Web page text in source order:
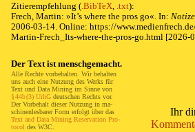
Zitierempfehlung ( .BibTeX .txt):
Frech, Martin: »It’s where the pros go«. In:
2006-03-14 . Online: https://www.medienfrech.
Martin-Frech_ Its-where-the-pros-go. html [2026-
Der Text ist mensch­ge­macht.
Al­le Rech­te vor­be­hal­ten. Wir be­hal­ten
uns auch eine Nutz­ung des Werks für
Text und Da­ta Min­ing im Sin­ne von
§⁠ ⁠44b⁠ ⁠(3) UrhG deut­schen Rechts vor.
Der Vor­be­halt die­ser Nut­zung in ma­
schi­nen­les­ba­rer Form er­folgt über das
Text and Da­ta Min­ing Res­er­va­tion Pro­
to­col des W3C
Ihr